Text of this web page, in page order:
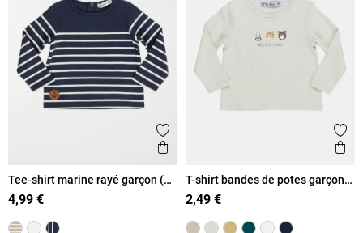
Ajouter aux favoris
Aperçu rapide
Tee-shirt marine rayé garçon (3-
36M)
4,99 €
T-shirt bandes de potes garçon
(3-36M)
2,49 €